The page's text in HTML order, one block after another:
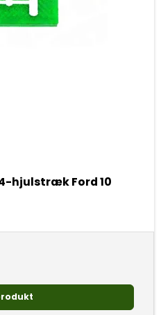
hjulstræk Ford 10